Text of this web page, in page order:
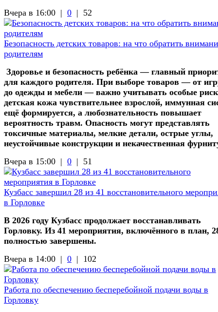
Вчера в 16:00 | 0 | 52
Безопасность детских товаров: на что обратить
родителям
Здоровье и безопасность ребёнка — главный
для каждого родителя. При выборе товаров — от
до одежды и мебели — важно учитывать особые
детская кожа чувствительнее взрослой, иммунная
ещё формируется, а любознательность повышает
вероятность травм. Опасность могут представлять
токсичные материалы, мелкие детали, острые углы,
неустойчивые конструкции и некачественная
Вчера в 15:00 | 0 | 51
Кузбасс завершил 28 из 41 восстановительного
в Горловке
В 2026 году Кузбасс продолжает восстанавливать
Горловку. Из 41 мероприятия, включённого в план,
полностью завершены.
Вчера в 14:00 | 0 | 102
Работа по обеспечению бесперебойной подачи воды в
Горловку